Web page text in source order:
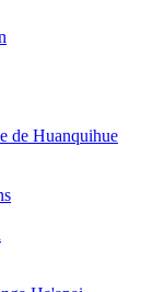
de Huanquihue